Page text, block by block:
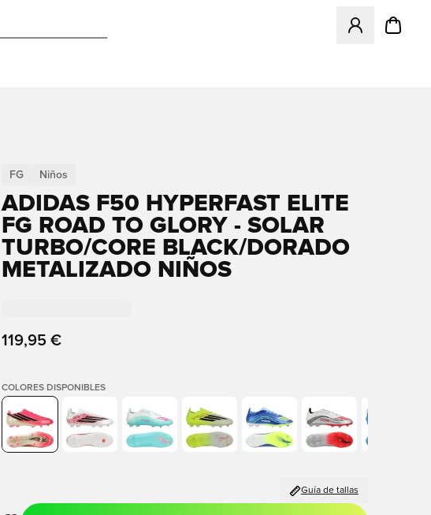
Abre un modal
FG Niños
ADIDAS F50 HYPERFAST ELITE
FG ROAD TO GLORY - SOLAR
TURBO/CORE BLACK/DORADO
METALIZADO NIÑOS
119,95 €
COLORES DISPONIBLES
Guía de tallas